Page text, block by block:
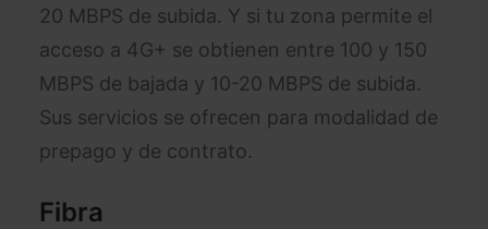
20 MBPS de subida. Y si tu zona permite el
acceso a 4G+ se obtienen entre 100 y 150
MBPS de bajada y 10-20 MBPS de subida.
Sus servicios se ofrecen para modalidad de
prepago y de contrato.
Fibra